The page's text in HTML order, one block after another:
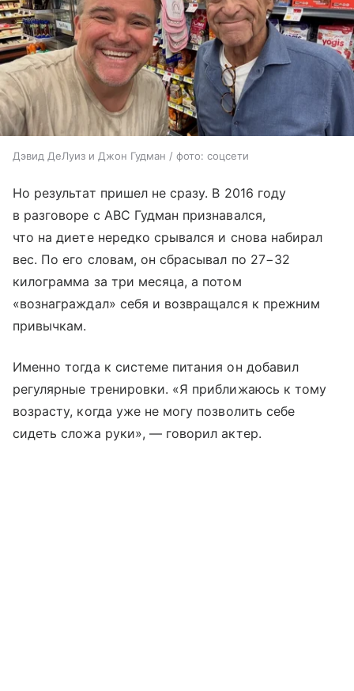
Дэвид ДеЛуиз и Джон Гудман / фото: соцсети
Но результат пришел не сразу. В 2016 году
в разговоре с ABC Гудман признавался,
что на диете нередко срывался и снова набирал
вес. По его словам, он сбрасывал по 27−32
килограмма за три месяца, а потом
«вознаграждал» себя и возвращался к прежним
привычкам.
Именно тогда к системе питания он добавил
регулярные тренировки. «Я приближаюсь к тому
возрасту, когда уже не могу позволить себе
сидеть сложа руки», — говорил актер.